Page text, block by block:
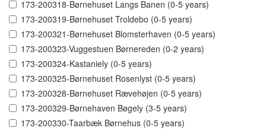
173-200318-Børnehuset Langs Banen (0-5 years)
173-200319-Børnehuset Troldebo (0-5 years)
173-200321-Børnehuset Blomsterhaven (0-5 years)
173-200323-Vuggestuen Børnereden (0-2 years)
173-200324-Kastaniely (0-5 years)
173-200325-Børnehuset Rosenlyst (0-5 years)
173-200328-Børnehuset Rævehøjen (0-5 years)
173-200329-Børnehaven Bøgely (3-5 years)
173-200330-Taarbæk Børnehus (0-5 years)